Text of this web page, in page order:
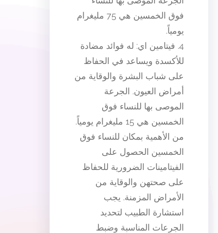
فوق الخمسين هي 75 مليغرام
يومياً.
4. فيتامين اي: له فوائد مضادة
للأكسدة ويساعد في الحفاظ
على شباب البشرة والوقاية من
أمراض العيون. الجرعة
الموصى بها للنساء فوق
الخمسين هي 15 مليغرام يومياً.
من الأهمية بمكان للنساء فوق
الخمسين الحصول على
الفيتامينات الضرورية للحفاظ
على صحتهن والوقاية من
الأمراض المزمنة. يجب
استشارة الطبيب لتحديد
الجرعات المناسبة وضبط